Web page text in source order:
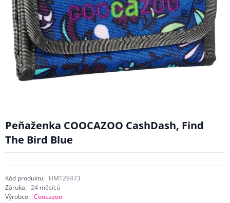
Peňaženka COOCAZOO CashDash, Find
The Bird Blue
Kód produktu: HM129473
Záruka: 24 měsíců
Výrobce: Coocazoo